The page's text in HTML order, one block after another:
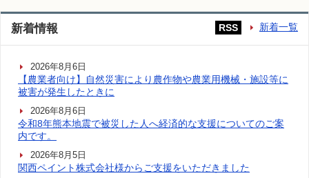
新着情報 RSS 新着一覧
2026年8月6日
【農業者向け】自然災害により農作物や農業用機械・施設等に
被害が発生したときに
2026年8月6日
令和8年熊本地震で被災した人へ経済的な支援についてのご案
内です。
2026年8月5日
関西ペイント株式会社様からご支援をいただきました